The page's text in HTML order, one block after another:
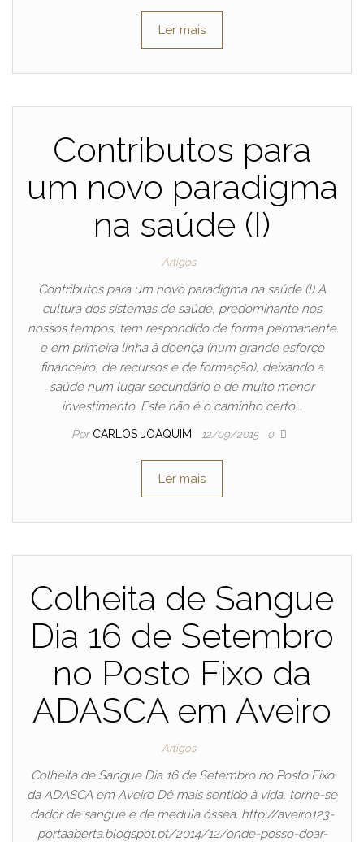
Ler mais
Contributos para
um novo paradigma
na saúde (I)
Artigos
Contributos para um novo paradigma na saúde (I) A
cultura dos sistemas de saúde, predominante nos
nossos tempos, tem respondido de forma permanente
e em primeira linha à doença (num grande esforço
financeiro, de recursos e de formação), deixando a
saúde num lugar secundário e de muito menor
investimento. Este não é o caminho certo.…
Por CARLOS JOAQUIM 12/09/2015 0
Ler mais
Colheita de Sangue
Dia 16 de Setembro
no Posto Fixo da
ADASCA em Aveiro
Artigos
Colheita de Sangue Dia 16 de Setembro no Posto Fixo
da ADASCA em Aveiro Dê mais sentido à vida, torne-se
dador de sangue e de medula óssea. http://aveiro123-
portaaberta.blogspot.pt/2014/12/onde-posso-doar-